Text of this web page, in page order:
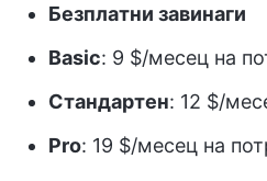
Безплатни завинаги
Basic: 9 $/месец на
Стандартен: 12 $/
Pro: 19 $/месец на